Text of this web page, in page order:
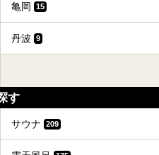
亀岡 15
丹波 9
す
サウナ 209